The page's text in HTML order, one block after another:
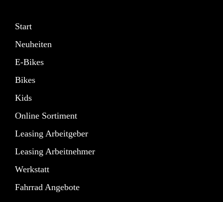
Start
Neuheiten
E-Bikes
Bikes
Kids
Online Sortiment
Leasing Arbeitgeber
Leasing Arbeitnehmer
Werkstatt
Fahrrad Angebote